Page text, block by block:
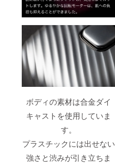
ボディの素材は合金ダイ
キャストを使用していま
す。
プラスチックには出せない
強さと渋みが引き立ちま